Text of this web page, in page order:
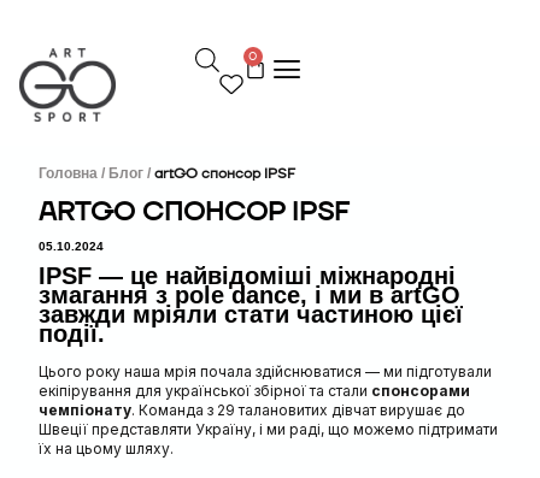
р
е
й
0
Головна / Блог / artGO спонсор IPSF
ARTGO СПОНСОР IPSF
05.10.2024
IPSF — це найвідоміші міжнародні
змагання з pole dance, і ми в artGO
завжди мріяли стати частиною цієї
події.
Цього року наша мрія почала здійснюватися — ми підготували
екіпірування для української збірної та стали спонсорами
чемпіонату. Команда з 29 талановитих дівчат вирушає до
Швеції представляти Україну, і ми раді, що можемо підтримати
їх на цьому шляху.